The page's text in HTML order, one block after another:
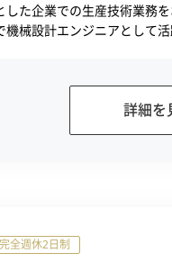
した企業での生産技術業務
機械設計エンジニアとし
詳細を
完全週休2日制